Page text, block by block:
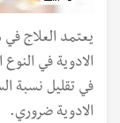
يعتمد العلاج
الادوية في
في تقليل نسبة
الادوية ضروري.